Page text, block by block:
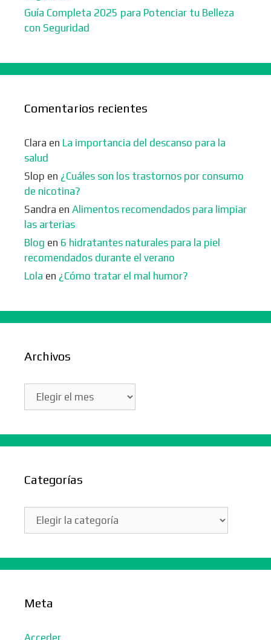
Guía Completa 2025 para Potenciar tu Belleza
con Seguridad
Comentarios recientes
Clara en La importancia del descanso para la
salud
Slop en ¿Cuáles son los trastornos por consumo
de nicotina?
Sandra en Alimentos recomendados para limpiar
las arterias
Blog en 6 hidratantes naturales para la piel
recomendados durante el verano
Lola en ¿Cómo tratar el mal humor?
Archivos
Archivos
Categorías
Categorías
Meta
Acceder